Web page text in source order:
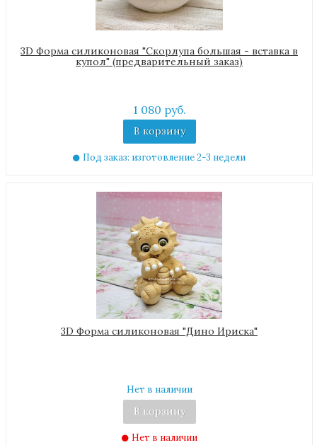
3D Форма силиконовая "Скорлупа большая - вставка в
купол" (предварительный заказ)
1 080 руб.
В корзину
Под заказ: изготовление 2-3 недели
3D Форма силиконовая "Дино Ириска"
Нет в наличии
В корзину
Нет в наличии